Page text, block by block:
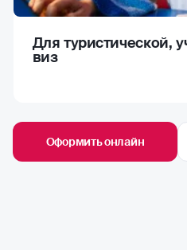
Для туристической,
виз
Оформить онлайн